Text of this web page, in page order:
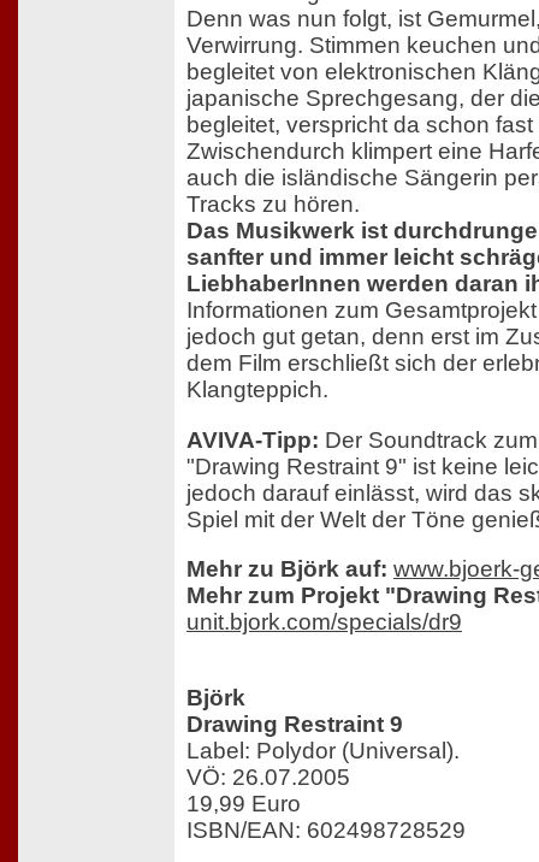
Denn was nun folgt, ist
Verwirrung. Stimmen keuchen
begleitet von elektronischen
japanische Sprechgesang, der
begleitet, verspricht da schon
Zwischendurch klimpert eine
auch die isländische Sängerin
Tracks zu hören.
Das Musikwerk ist
sanfter und immer leicht
LiebhaberInnen werden daran
Informationen zum
jedoch gut getan, denn erst im
dem Film erschließt sich der
Klangteppich.
AVIVA-Tipp: Der Soundtrack
"Drawing Restraint 9" ist keine
jedoch darauf einlässt, wird das
Spiel mit der Welt der Töne
Mehr zu Björk auf: www.bjoerk-
Mehr zum Projekt "Drawing
unit.bjork.com/specials/dr9
Björk
Drawing Restraint 9
Label: Polydor (Universal).
VÖ: 26.07.2005
19,99 Euro
ISBN/EAN: 602498728529